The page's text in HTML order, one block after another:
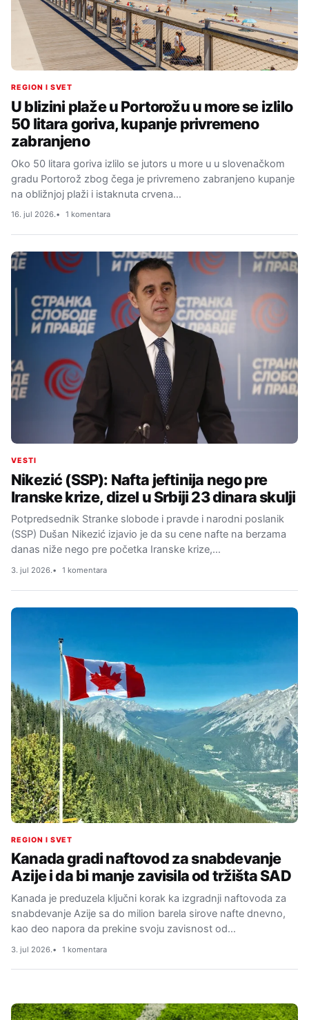
REGION I SVET
U blizini plaže u Portorožu u more se izlilo
50 litara goriva, kupanje privremeno
zabranjeno
Oko 50 litara goriva izlilo se jutors u more u u slovenačkom
gradu Portorož zbog čega je privremeno zabranjeno kupanje
na obližnjoj plaži i istaknuta crvena…
16. jul 2026. 1 komentara
VESTI
Nikezić (SSP): Nafta jeftinija nego pre
Iranske krize, dizel u Srbiji 23 dinara skulji
Potpredsednik Stranke slobode i pravde i narodni poslanik
(SSP) Dušan Nikezić izjavio je da su cene nafte na berzama
danas niže nego pre početka Iranske krize,…
3. jul 2026. 1 komentara
REGION I SVET
Kanada gradi naftovod za snabdevanje
Azije i da bi manje zavisila od tržišta SAD
Kanada je preduzela ključni korak ka izgradnji naftovoda za
snabdevanje Azije sa do milion barela sirove nafte dnevno,
kao deo napora da prekine svoju zavisnost od…
3. jul 2026. 1 komentara